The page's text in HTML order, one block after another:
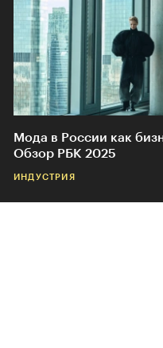
Мода в России как
Обзор РБК 2025
ИНДУСТРИЯ